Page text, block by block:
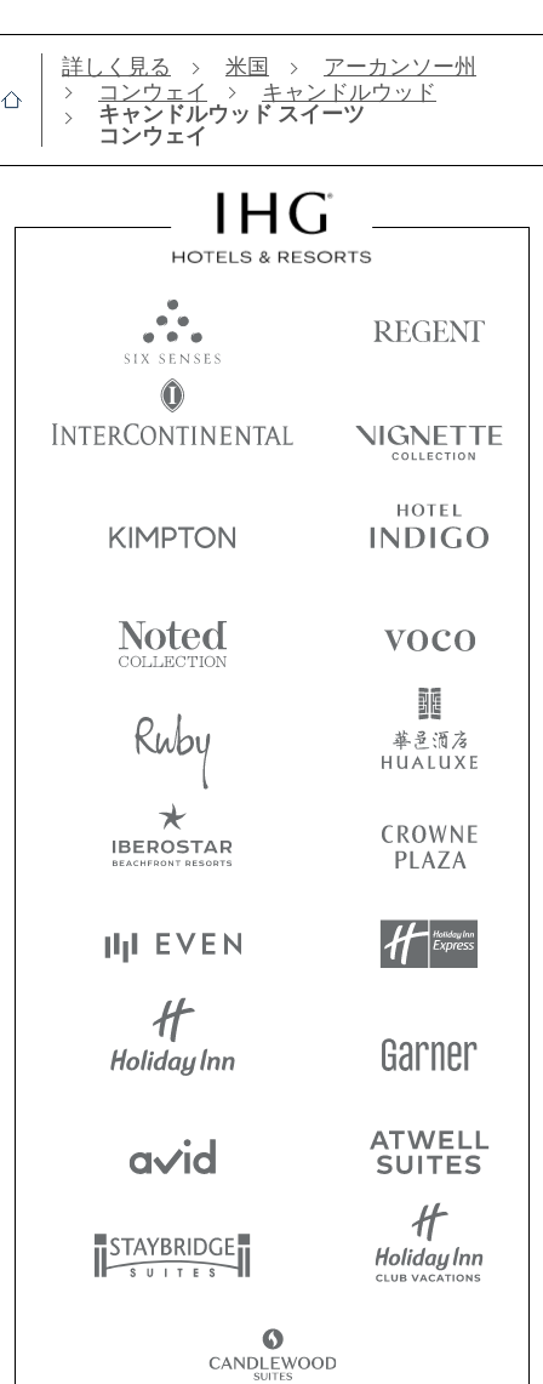
詳しく見る 米国
アーカンソー州
コンウェイ
キャンドルウッド
キャンドルウッド スイーツ
コンウェイ